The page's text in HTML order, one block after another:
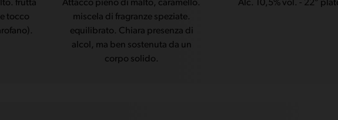
frutta
tocco
Attacco pieno di malto, caramello.
miscela di fragranze speziate.
equilibrato. Chiara presenza di
alcol, ma ben sostenuta da un
corpo solido.
Alc. 10,5% vol. - 22°